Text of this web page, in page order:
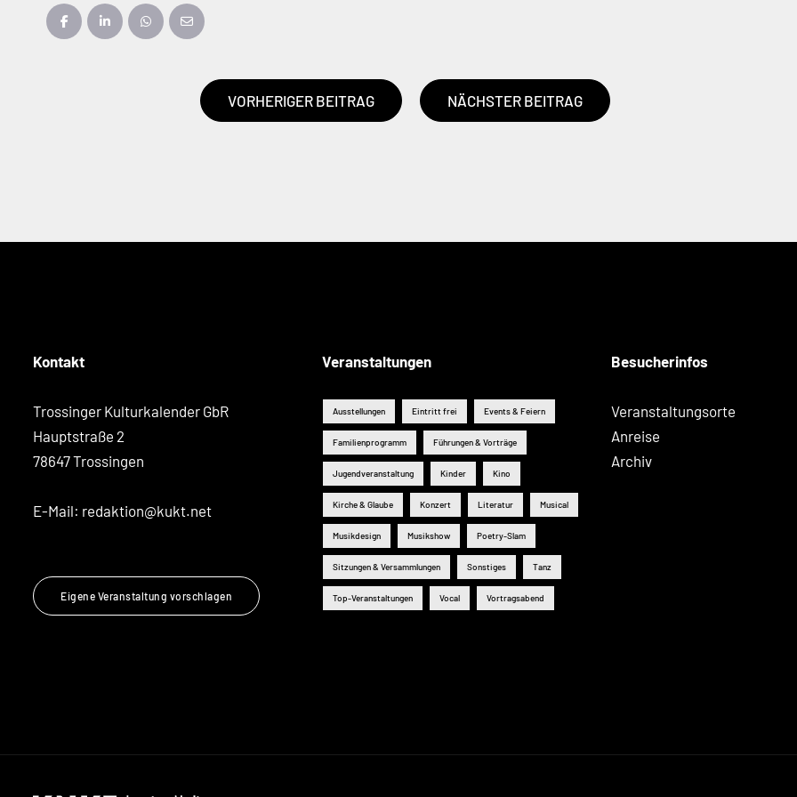
VORHERIGER BEITRAG NÄCHSTER BEITRAG
Kontakt
Trossinger Kulturkalender GbR
Hauptstraße 2
78647 Trossingen
E-Mail: redaktion@kukt.net
Eigene Veranstaltung vorschlagen
Veranstaltungen
Ausstellungen Eintritt frei Events & Feiern
Familienprogramm Führungen & Vorträge
Jugendveranstaltung Kinder Kino
Kirche & Glaube Konzert Literatur Musical
Musikdesign Musikshow Poetry-Slam
Sitzungen & Versammlungen Sonstiges Tanz
Top-Veranstaltungen Vocal Vortragsabend
Besucherinfos
Veranstaltungsorte
Anreise
Archiv